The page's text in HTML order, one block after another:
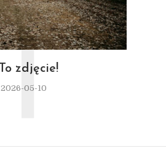
To zdjęcie!
2026-05-10
T